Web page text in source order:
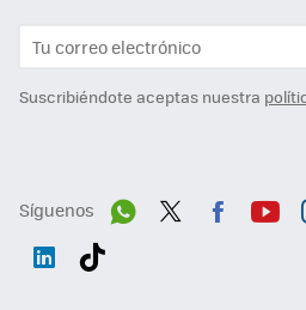
Suscribiéndote aceptas nuestra
Síguenos